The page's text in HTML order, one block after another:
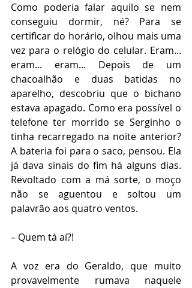
Como poderia falar aquilo se nem
conseguiu dormir, né? Para se
certificar do horário, olhou mais uma
vez para o relógio do celular. Eram...
eram... eram... Depois de um
chacoalhão e duas batidas no
aparelho, descobriu que o bichano
estava apagado. Como era possível o
telefone ter morrido se Serginho o
tinha recarregado na noite anterior?
A bateria foi para o saco, pensou. Ela
já dava sinais do fim há alguns dias.
Revoltado com a má sorte, o moço
não se aguentou e soltou um
palavrão aos quatro ventos.
– Quem tá aí?!
A voz era do Geraldo, que muito
provavelmente rumava naquele